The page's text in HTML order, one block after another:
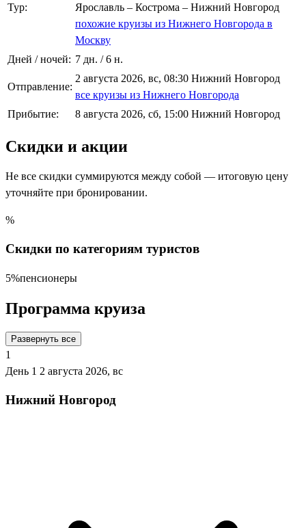
Тур:
Ярославль – Кострома – Нижний Новгород
похожие круизы из Нижнего Новгорода в
Москву
Дней / ночей: 7 дн. / 6 н.
Отправление:
2 августа 2026, вс, 08:30 Нижний Новгород
все круизы из Нижнего Новгорода
Прибытие:
8 августа 2026, сб, 15:00 Нижний Новгород
Скидки и акции
Не все скидки суммируются между собой — итоговую цену
уточняйте при бронировании.
%
Скидки по категориям туристов
5%пенсионеры
Программа круиза
Развернуть все
1
День 1 2 августа 2026, вс
Нижний Новгород